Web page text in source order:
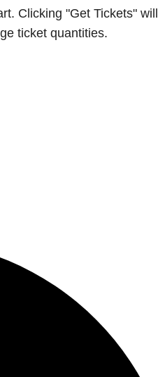
Clicking "Get Tickets" will
ticket quantities.